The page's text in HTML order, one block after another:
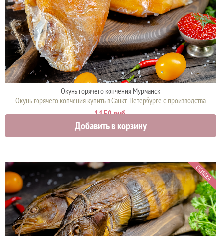
Окунь горячего копчения Мурманск
Окунь горячего копчения купить в Санкт-Петербурге с производства
1150 руб.
Добавить в корзину
СКИДКА